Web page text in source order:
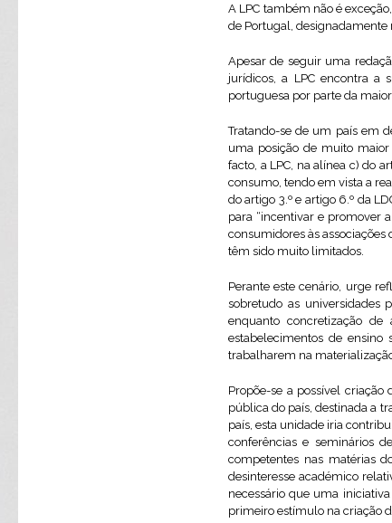
A LPC também não é
de Portugal, designadamente
Apesar de seguir uma
jurídicos, a LPC encontra a
portuguesa por parte da
Tratando-se de um país em
uma posição de muito
facto, a LPC, na alínea c) do
consumo, tendo em vista a
do artigo 3.º e artigo 6.º da
para “incentivar e promover
consumidores às
têm sido muito limitados.
Perante este cenário, urge
sobretudo as universidades
enquanto concretização
estabelecimentos de ensino
trabalharem na
Propõe-se a possível criação
pública do país, destinada a
país, esta unidade iria
conferências e seminários
competentes nas matérias
desinteresse académico
necessário que uma
primeiro estímulo na criação